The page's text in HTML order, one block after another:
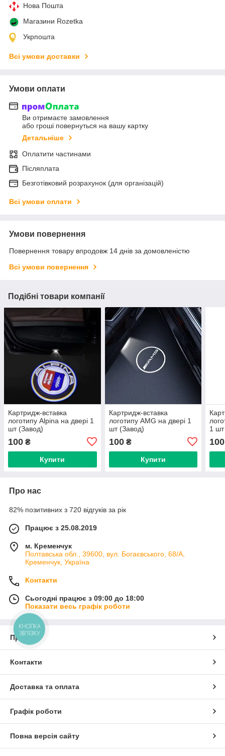
Нова Пошта
Магазини Rozetka
Укрпошта
Всі умови доставки
Умови оплати
Ви отримаєте замовлення
або гроші повернуться на вашу картку
Детальніше
Оплатити частинами
Післяплата
Безготівковий розрахунок (для організацій)
Всі умови оплати
Умови повернення
Повернення товару впродовж 14 днів за домовленістю
Всі умови повернення
Подібні товари компанії
Картридж-вставка
логотипу Alpina на двері 1
шт (Завод)
100 ₴
Купити
Картридж-вставка
логотипу AMG на двері 1
шт (Завод)
100₴
Купити
1
100
Про нас
82% позитивних з 720 відгуків за рік
Працює з 25.08.2019
м. Кременчук
Полтавська обл., 39600, вул. Богаєвського, 68/А,
Кременчук, Україна
Контакти
Сьогодні працює з 09:00 до 18:00
Показати весь графік роботи
Про нас
Контакти
Доставка та оплата
Графік роботи
Повна версія сайту
КНОПКА
ЗВ'ЯЗКУ